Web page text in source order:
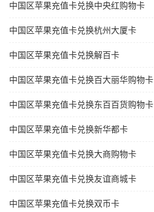
中国区苹果充值卡兑换中央红购物卡
中国区苹果充值卡兑换杭州大厦卡
中国区苹果充值卡兑换解百卡
中国区苹果充值卡兑换百大丽华购物卡
中国区苹果充值卡兑换东百百货购物卡
中国区苹果充值卡兑换新华都卡
中国区苹果充值卡兑换大商购物卡
中国区苹果充值卡兑换友谊商城卡
中国区苹果充值卡兑换双币卡